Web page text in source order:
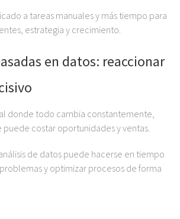
a tareas manuales y más tiempo para
estrategia y crecimiento.
en datos: reaccionar
donde todo cambia constantemente,
costar oportunidades y ventas.
de datos puede hacerse en tiempo
y optimizar procesos de forma